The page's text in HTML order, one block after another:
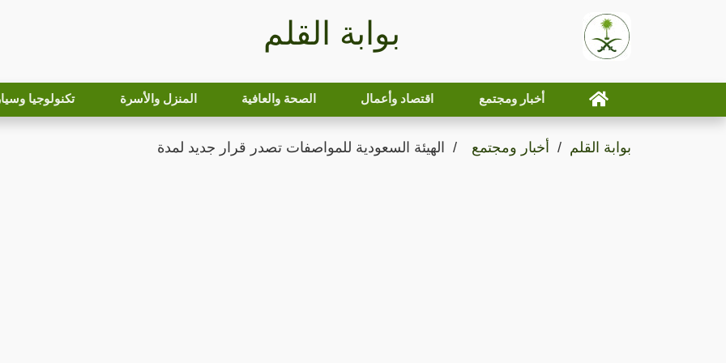
بوابة القلم
أخبار ومجتمع اقتصاد وأعمال الصحة والعافية المنزل والأسرة تكنولوجيا
بوابة القلم أخبار ومجتمع الهيئة السعودية للمواصفات تصدر قرار جديد لمدة